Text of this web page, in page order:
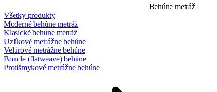
Behúne metráž
Všetky produkty
Moderné behúne metráž
Klasické behúne metráž
Uzlíkové metrážne behúne
Velúrové metrážne behúne
Boucle (flatweave) behúne
Protišmykové metrážne behúne